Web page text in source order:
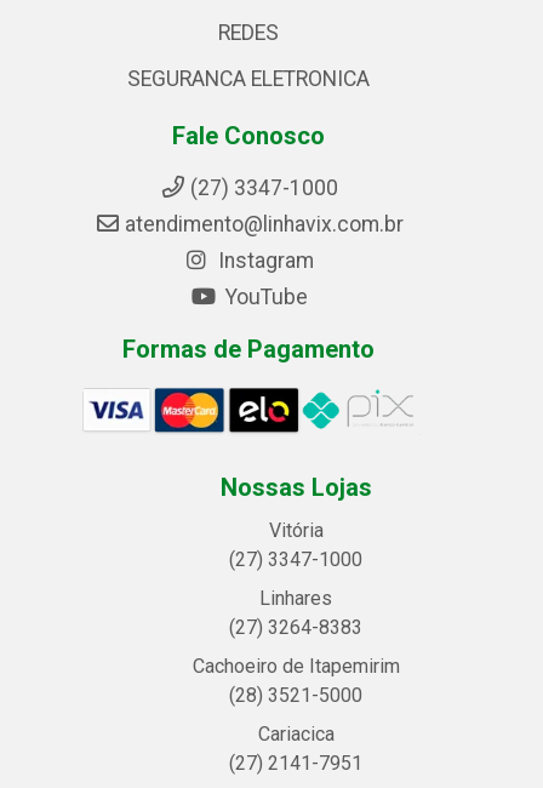
REDES
SEGURANCA ELETRONICA
Fale Conosco
(27) 3347-1000
atendimento@linhavix.com.br
Instagram
YouTube
Formas de Pagamento
Nossas Lojas
Vitória
(27) 3347-1000
Linhares
(27) 3264-8383
Cachoeiro de Itapemirim
(28) 3521-5000
Cariacica
(27) 2141-7951